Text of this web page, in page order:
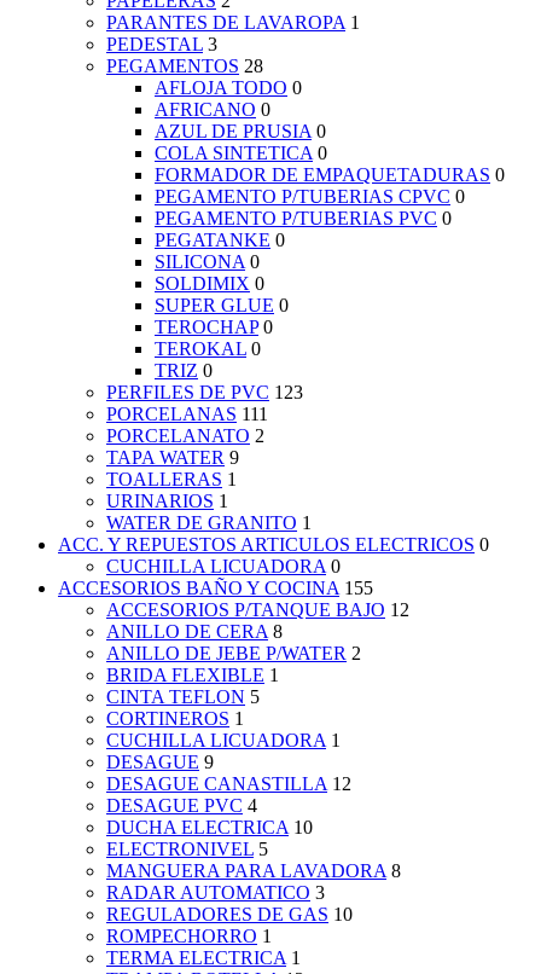
PARANTES DE LAVAROPA 1
PEDESTAL 3
PEGAMENTOS 28
AFLOJA TODO 0
AFRICANO 0
AZUL DE PRUSIA 0
COLA SINTETICA 0
FORMADOR DE EMPAQUETADURAS 0
PEGAMENTO P/TUBERIAS CPVC 0
PEGAMENTO P/TUBERIAS PVC 0
PEGATANKE 0
SILICONA 0
SOLDIMIX 0
SUPER GLUE 0
TEROCHAP 0
TEROKAL 0
TRIZ 0
PERFILES DE PVC 123
PORCELANAS 111
PORCELANATO 2
TAPA WATER 9
TOALLERAS 1
URINARIOS 1
WATER DE GRANITO 1
ACC. Y REPUESTOS ARTICULOS ELECTRICOS 0
CUCHILLA LICUADORA 0
ACCESORIOS BAÑO Y COCINA 155
ACCESORIOS P/TANQUE BAJO 12
ANILLO DE CERA 8
ANILLO DE JEBE P/WATER 2
BRIDA FLEXIBLE 1
CINTA TEFLON 5
CORTINEROS 1
CUCHILLA LICUADORA 1
DESAGUE 9
DESAGUE CANASTILLA 12
DESAGUE PVC 4
DUCHA ELECTRICA 10
ELECTRONIVEL 5
MANGUERA PARA LAVADORA 8
RADAR AUTOMATICO 3
REGULADORES DE GAS 10
ROMPECHORRO 1
TERMA ELECTRICA 1